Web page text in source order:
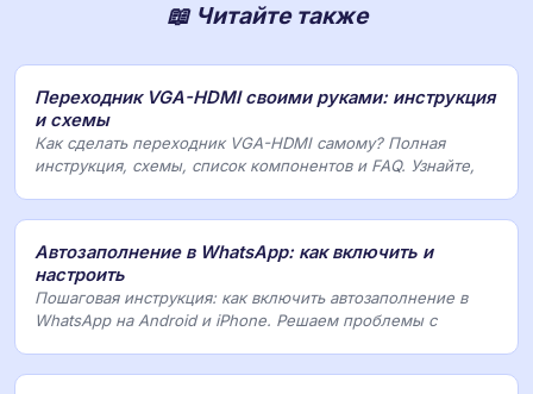
📖 Читайте также
Переходник VGA-HDMI своими руками: инструкция
и схемы
Как сделать переходник VGA-HDMI самому? Полная
инструкция, схемы, список компонентов и FAQ. Узнайте,
Автозаполнение в WhatsApp: как включить и
настроить
Пошаговая инструкция: как включить автозаполнение в
WhatsApp на Android и iPhone. Решаем проблемы с